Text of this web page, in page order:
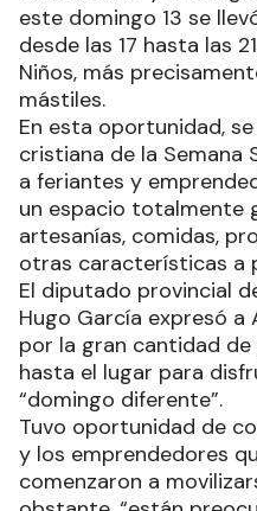
este domingo 13 se
desde las 17 hasta las
Niños, más
mástiles.
En esta oportunidad,
cristiana de la Semana
a feriantes y
un espacio totalmente
artesanías, comidas,
otras características a
El diputado provincial
Hugo García expresó a
por la gran cantidad
hasta el lugar para
“domingo diferente”.
Tuvo oportunidad de
y los emprendedores
comenzaron a